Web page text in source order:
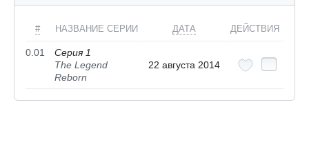
# НАЗВАНИЕ СЕРИИ ДАТА ДЕЙСТВИЯ
0.01
Серия 1
The Legend
Reborn
22 августа 2014